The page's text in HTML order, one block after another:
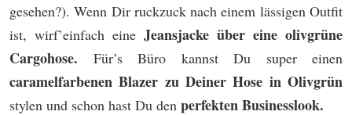
gesehen?). Wenn Dir ruckzuck nach einem lässigen Outfit
ist, wirf’einfach eine Jeansjacke über eine olivgrüne
Cargohose. Für’s Büro kannst Du super einen
caramelfarbenen Blazer zu Deiner Hose in Olivgrün
stylen und schon hast Du den perfekten Businesslook.